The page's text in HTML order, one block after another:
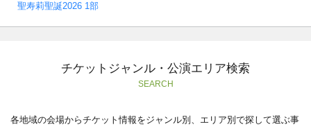
聖寿莉聖誕2026 1部
チケットジャンル・公演エリア検索
SEARCH
各地域の会場からチケット情報をジャンル別、エリア別で探して選ぶ事